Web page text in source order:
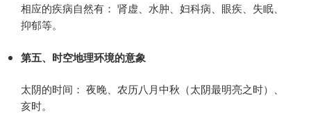
相应的疾病自然有： 肾虚、水肿、妇科病、眼疾、失眠、
抑郁等。
第五、时空地理环境的意象
太阴的时间： 夜晚、农历八月中秋（太阴最明亮之时）、
亥时。